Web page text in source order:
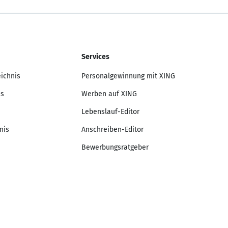
Services
Personalgewinnung mit XING
Werben auf XING
Lebenslauf-Editor
Anschreiben-Editor
Bewerbungsratgeber